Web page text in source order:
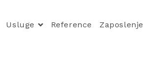
Usluge Reference Zaposlenje